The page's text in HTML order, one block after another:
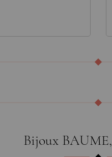
Bijoux BAUME,